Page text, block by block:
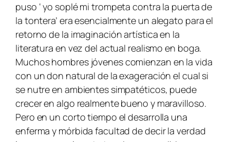
puso ‘ yo soplé mi trompeta contra la puerta de
la tontera’ era esencialmente un alegato para el
retorno de la imaginación artística en la
literatura en vez del actual realismo en boga.
Muchos hombres jóvenes comienzan en la vida
con un don natural de la exageración el cual si
se nutre en ambientes simpatéticos, puede
crecer en algo realmente bueno y maravilloso.
Pero en un corto tiempo el desarrolla una
enferma y mórbida facultad de decir la verdad